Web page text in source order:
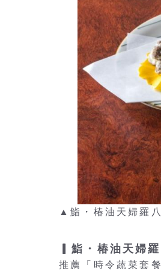
▲鮨・椿油天婦羅
▎鮨・椿油天婦
推薦「時令蔬菜套